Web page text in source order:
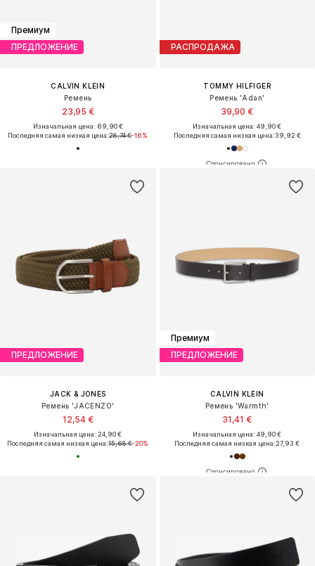
Премиум
ПРЕДЛОЖЕНИЕ
CALVIN KLEIN
Ремень
23,95 €
Изначальная цена: 69,90 €
Последняя самая низкая цена:28,74 €-16%
РАСПРОДАЖА
TOMMY HILFIGER
Ремень 'Adan'
39,90 €
Изначальная цена: 49,90 €
Последняя самая низкая цена:39,92 €
ПРЕДЛОЖЕНИЕ
JACK & JONES
Ремень 'JACENZO'
12,54 €
Изначальная цена: 24,90 €
Последняя самая низкая цена:15,68 €-20%
Премиум
ПРЕДЛОЖЕНИЕ
CALVIN KLEIN
Ремень 'Warmth'
31,41 €
Изначальная цена: 49,90 €
Последняя самая низкая цена:27,93 €